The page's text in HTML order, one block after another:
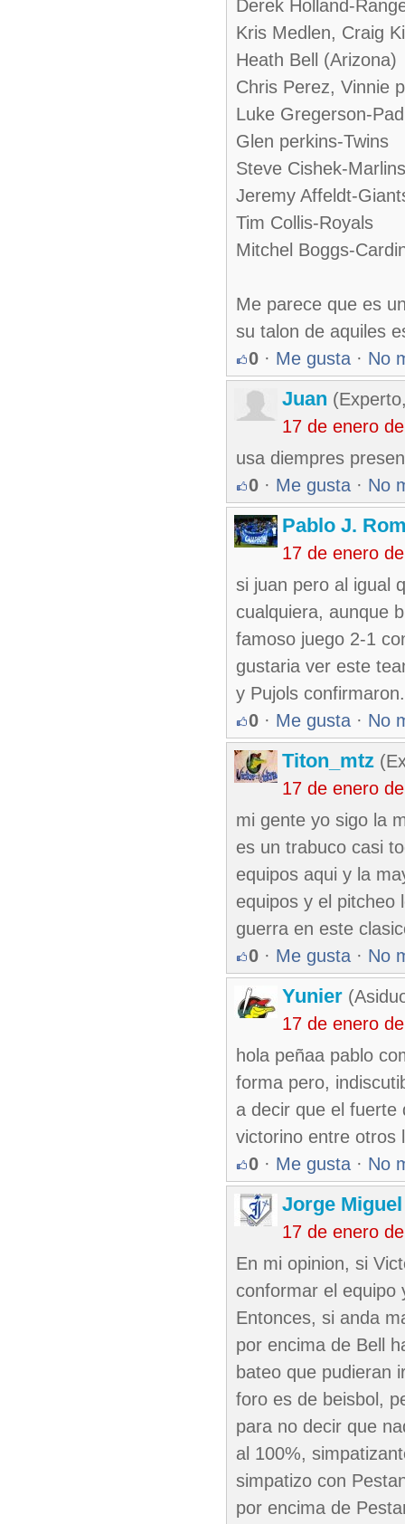
Derek Holland-
Kris Medlen, Craig
Heath Bell (Arizona)
Chris Perez, Vinnie
Luke Gregerson-
Glen perkins-Twins
Steve Cishek-Marlins
Jeremy Affeldt-
Tim Collis-Royals
Mitchel Boggs-
Me parece que es
su talon de aquiles
0 · Me gusta · No
Juan
17 de enero
usa diempres
0 · Me gusta · No
Pablo J.
17 de enero
si juan pero al igual
cualquiera, aunque
famoso juego 2-1
gustaria ver este
y Pujols confirmaron.
0 · Me gusta · No
Titon_mtz
17 de enero
mi gente yo sigo la
es un trabuco casi
equipos aqui y la
equipos y el pitcheo
guerra en este
0 · Me gusta · No
Yunier
17 de enero
hola peñaa pablo
forma pero,
a decir que el fuerte
victorino entre otros
0 · Me gusta · No
Jorge Miguel
17 de enero
En mi opinion, si
conformar el equipo
Entonces, si anda
por encima de Bell
bateo que pudieran
foro es de beisbol,
para no decir que
al 100%,
simpatizo con
por encima de